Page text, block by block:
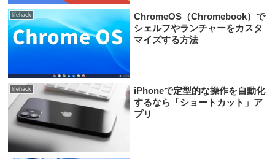
lifehack
ChromeOS（Chromebook）で
シェルフやランチャーをカスタ
マイズする方法
lifehack
iPhoneで定型的な操作を自動化
するなら「ショートカット」ア
プリ